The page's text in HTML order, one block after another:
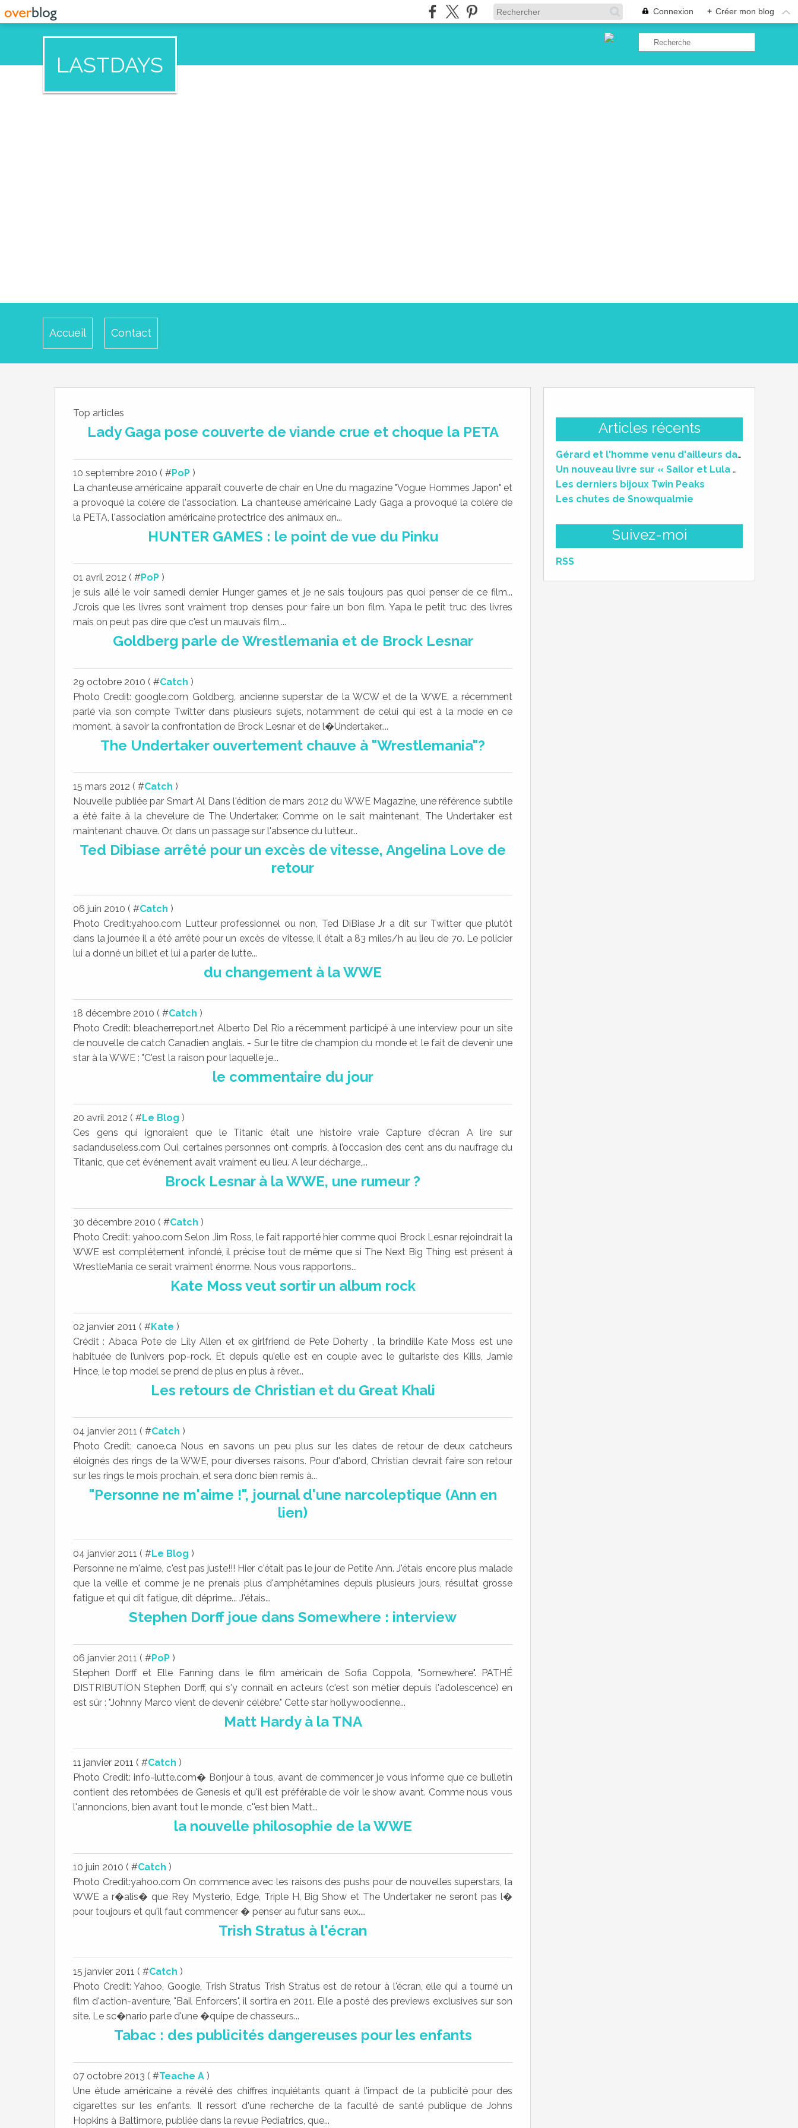
Connexion + Créer mon blog
LASTDAYS
Accueil Contact
Top articles
Lady Gaga pose couverte de viande crue et choque la PETA
10 septembre 2010 ( #PoP )
La chanteuse américaine apparaît couverte de chair en Une du magazine "Vogue Hommes Japon" et
a provoqué la colère de l'association. La chanteuse américaine Lady Gaga a provoqué la colère de
la PETA, l'association américaine protectrice des animaux en...
HUNTER GAMES : le point de vue du Pinku
01 avril 2012 ( #PoP )
je suis allé le voir samedi dernier Hunger games et je ne sais toujours pas quoi penser de ce film...
J'crois que les livres sont vraiment trop denses pour faire un bon film. Yapa le petit truc des livres
mais on peut pas dire que c'est un mauvais film,...
Goldberg parle de Wrestlemania et de Brock Lesnar
29 octobre 2010 ( #Catch )
Photo Credit: google.com Goldberg, ancienne superstar de la WCW et de la WWE, a récemment
parlé via son compte Twitter dans plusieurs sujets, notamment de celui qui est à la mode en ce
moment, à savoir la confrontation de Brock Lesnar et de l�Undertaker....
The Undertaker ouvertement chauve à "Wrestlemania"?
15 mars 2012 ( #Catch )
Nouvelle publiée par Smart Al Dans l'édition de mars 2012 du WWE Magazine, une référence subtile
a été faite à la chevelure de The Undertaker. Comme on le sait maintenant, The Undertaker est
maintenant chauve. Or, dans un passage sur l'absence du lutteur...
Ted Dibiase arrêté pour un excès de vitesse, Angelina Love de
retour
06 juin 2010 ( #Catch )
Photo Credit:yahoo.com Lutteur professionnel ou non, Ted DiBiase Jr a dit sur Twitter que plutôt
dans la journée il a été arrêté pour un excès de vitesse, il était a 83 miles/h au lieu de 70. Le policier
lui a donné un billet et lui a parler de lutte...
du changement à la WWE
18 décembre 2010 ( #Catch )
Photo Credit: bleacherreport.net Alberto Del Rio a récemment participé à une interview pour un site
de nouvelle de catch Canadien anglais. - Sur le titre de champion du monde et le fait de devenir une
star à la WWE : "C'est la raison pour laquelle je...
le commentaire du jour
20 avril 2012 ( #Le Blog )
Ces gens qui ignoraient que le Titanic était une histoire vraie Capture d'écran A lire sur
sadanduseless.com Oui, certaines personnes ont compris, à l’occasion des cent ans du naufrage du
Titanic, que cet événement avait vraiment eu lieu. A leur décharge,...
Brock Lesnar à la WWE, une rumeur ?
30 décembre 2010 ( #Catch )
Photo Credit: yahoo.com Selon Jim Ross, le fait rapporté hier comme quoi Brock Lesnar rejoindrait la
WWE est complétement infondé, il précise tout de même que si The Next Big Thing est présent à
WrestleMania ce serait vraiment énorme. Nous vous rapportons...
Kate Moss veut sortir un album rock
02 janvier 2011 ( #Kate )
Crédit : Abaca Pote de Lily Allen et ex girlfriend de Pete Doherty , la brindille Kate Moss est une
habituée de l’univers pop-rock. Et depuis qu’elle est en couple avec le guitariste des Kills, Jamie
Hince, le top model se prend de plus en plus à rêver...
Les retours de Christian et du Great Khali
04 janvier 2011 ( #Catch )
Photo Credit: canoe.ca Nous en savons un peu plus sur les dates de retour de deux catcheurs
éloignés des rings de la WWE, pour diverses raisons. Pour d'abord, Christian devrait faire son retour
sur les rings le mois prochain, et sera donc bien remis à...
"Personne ne m'aime !", journal d'une narcoleptique (Ann en
lien)
04 janvier 2011 ( #Le Blog )
Personne ne m'aime, c'est pas juste!!! Hier c'était pas le jour de Petite Ann. J'étais encore plus malade
que la veille et comme je ne prenais plus d'amphétamines depuis plusieurs jours, résultat grosse
fatigue et qui dit fatigue, dit déprime... J'étais...
Stephen Dorff joue dans Somewhere : interview
06 janvier 2011 ( #PoP )
Stephen Dorff et Elle Fanning dans le film américain de Sofia Coppola, "Somewhere". PATHÉ
DISTRIBUTION Stephen Dorff, qui s'y connaît en acteurs (c'est son métier depuis l'adolescence) en
est sûr : "Johnny Marco vient de devenir célèbre." Cette star hollywoodienne...
Matt Hardy à la TNA
11 janvier 2011 ( #Catch )
Photo Credit: info-lutte.com� Bonjour à tous, avant de commencer je vous informe que ce bulletin
contient des retombées de Genesis et qu'il est préférable de voir le show avant. Comme nous vous
l'annoncions, bien avant tout le monde, c''est bien Matt...
la nouvelle philosophie de la WWE
10 juin 2010 ( #Catch )
Photo Credit:yahoo.com On commence avec les raisons des pushs pour de nouvelles superstars, la
WWE a r�alis� que Rey Mysterio, Edge, Triple H, Big Show et The Undertaker ne seront pas l�
pour toujours et qu'il faut commencer � penser au futur sans eux....
Trish Stratus à l'écran
15 janvier 2011 ( #Catch )
Photo Credit: Yahoo, Google, Trish Stratus Trish Stratus est de retour à l'écran, elle qui a tourné un
film d'action-aventure, "Bail Enforcers", il sortira en 2011. Elle a posté des previews exclusives sur son
site. Le sc�nario parle d'une �quipe de chasseurs...
Tabac : des publicités dangereuses pour les enfants
07 octobre 2013 ( #Teache A )
Une étude américaine a révélé des chiffres inquiétants quant à l’impact de la publicité pour des
cigarettes sur les enfants. Il ressort d'une recherche de la faculté de santé publique de Johns
Hopkins à Baltimore, publiée dans la revue Pediatrics, que...
Articles récents
Gérard et l'homme venu d'ailleurs dans Twin Peaks
Un nouveau livre sur « Sailor et Lula » (Wild at Heart)
Les derniers bijoux Twin Peaks
Les chutes de Snowqualmie
Suivez-moi
RSS